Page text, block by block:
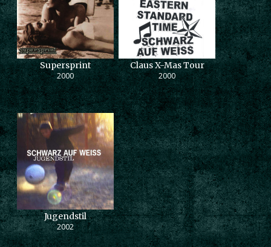
Supersprint
2000
Claus X-Mas Tour
2000
Jugendstil
2002